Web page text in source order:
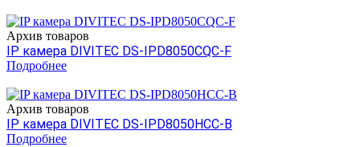
Архив товаров
IP камера DIVITEC DS-IPD8050CQC-F
Подробнее
Архив товаров
IP камера DIVITEC DS-IPD8050HCC-B
Подробнее